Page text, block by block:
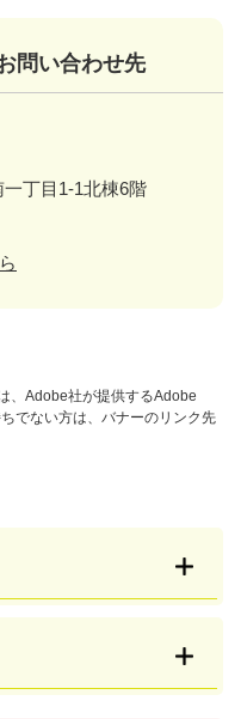
問い合わせ先
丁目1-1北棟6階
、Adobe社が提供するAdobe
でない方は、バナーのリンク先